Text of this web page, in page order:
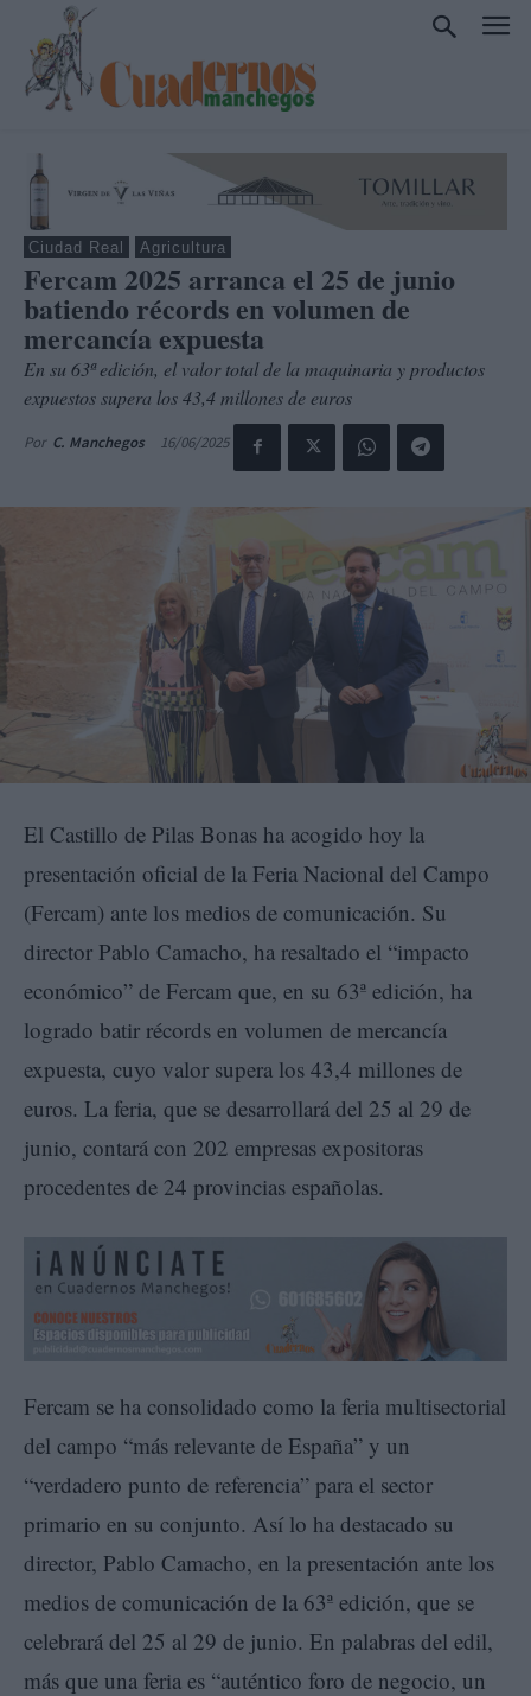
Ciudad Real Agricultura
Fercam 2025 arranca el 25 de junio
batiendo récords en volumen de
mercancía expuesta
En su 63ª edición, el valor total de la maquinaria y productos
expuestos supera los 43,4 millones de euros
Por C. Manchegos 16/06/2025
El Castillo de Pilas Bonas ha acogido hoy la
presentación oficial de la Feria Nacional del Campo
(Fercam) ante los medios de comunicación. Su
director Pablo Camacho, ha resaltado el “impacto
económico” de Fercam que, en su 63ª edición, ha
logrado batir récords en volumen de mercancía
expuesta, cuyo valor supera los 43,4 millones de
euros. La feria, que se desarrollará del 25 al 29 de
junio, contará con 202 empresas expositoras
procedentes de 24 provincias españolas.
Fercam se ha consolidado como la feria multisectorial
del campo “más relevante de España” y un
“verdadero punto de referencia” para el sector
primario en su conjunto. Así lo ha destacado su
director, Pablo Camacho, en la presentación ante los
medios de comunicación de la 63ª edición, que se
celebrará del 25 al 29 de junio. En palabras del edil,
más que una feria es “auténtico foro de negocio, un